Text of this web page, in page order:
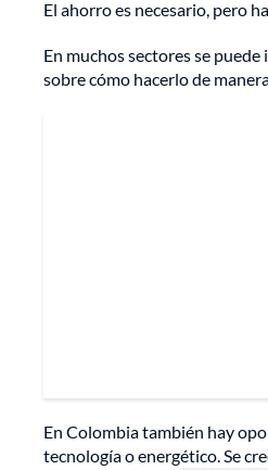
El ahorro es necesario, pero
En muchos sectores se
sobre cómo hacerlo de
En Colombia también hay
tecnología o energético. Se